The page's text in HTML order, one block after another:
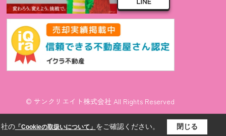
© サンクリエイト株式会社 All Rights Reserved
の「Cookieの取扱いについて」 をご確認ください。 閉じる